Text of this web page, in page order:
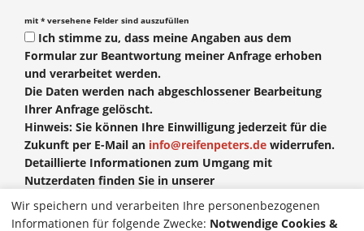
mit * versehene Felder sind auszufüllen
Ich stimme zu, dass meine Angaben aus dem
Formular zur Beantwortung meiner Anfrage erhoben
und verarbeitet werden.
Die Daten werden nach abgeschlossener Bearbeitung
Ihrer Anfrage gelöscht.
Hinweis: Sie können Ihre Einwilligung jederzeit für die
Zukunft per E-Mail an info@reifenpeters.de widerrufen.
Detaillierte Informationen zum Umgang mit
Nutzerdaten finden Sie in unserer
Datenschutzerklärung
Wir speichern und verarbeiten Ihre personenbezogenen
Informationen für folgende Zwecke: Notwendige Cookies &